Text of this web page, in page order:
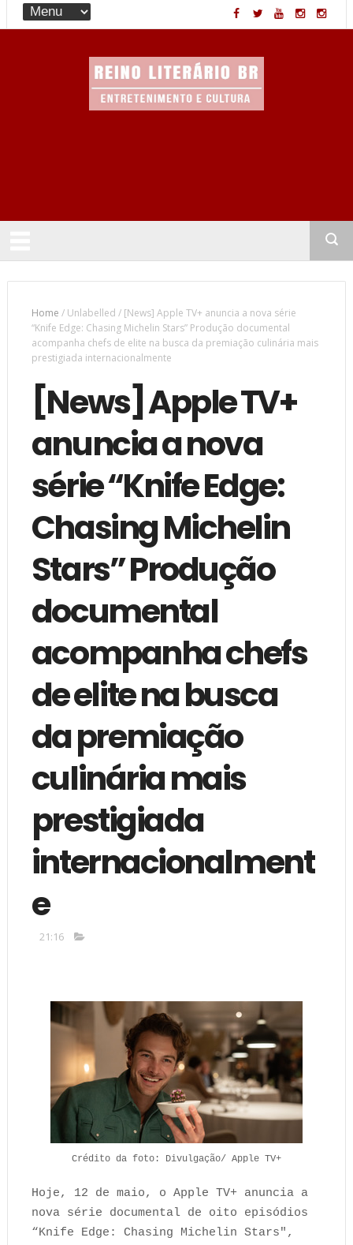
Home /Unlabelled / [News] Apple TV+ anuncia a nova série
“Knife Edge: Chasing Michelin Stars” Produção documental
acompanha chefs de elite na busca da premiação culinária mais
prestigiada internacionalmente
[News] Apple TV+
anuncia a nova
série “Knife Edge:
Chasing Michelin
Stars” Produção
documental
acompanha chefs
de elite na busca
da premiação
culinária mais
prestigiada
internacionalment
e
21:16
Crédito da foto: Divulgação/ Apple TV+
Hoje, 12 de maio, o Apple TV+ anuncia a
nova série documental de oito episódios
“Knife Edge: Chasing Michelin Stars",